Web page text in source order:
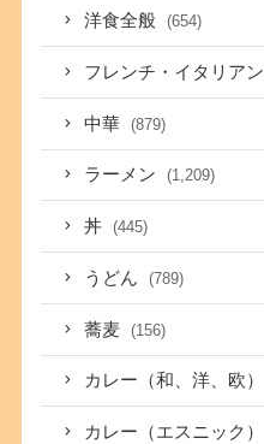
洋食全般 (654)
フレンチ・イタリアン
中華 (879)
ラーメン (1,209)
丼 (445)
うどん (789)
蕎麦 (156)
カレー（和、洋、欧）
カレー（エスニック）